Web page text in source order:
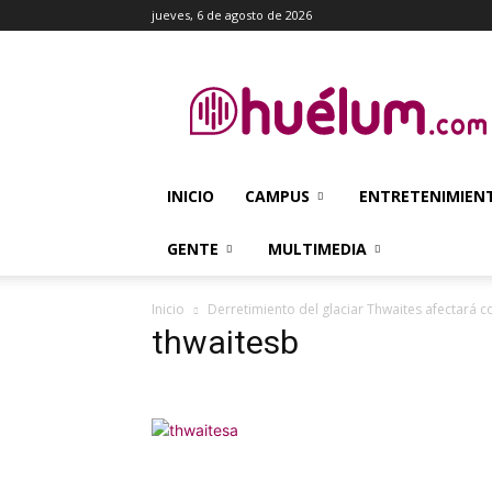
jueves, 6 de agosto de 2026
INICIO CAMPUS
GENTE MULTIMEDIA
Inicio Derretimiento del glaciar Thwaites afectará
thwaitesb